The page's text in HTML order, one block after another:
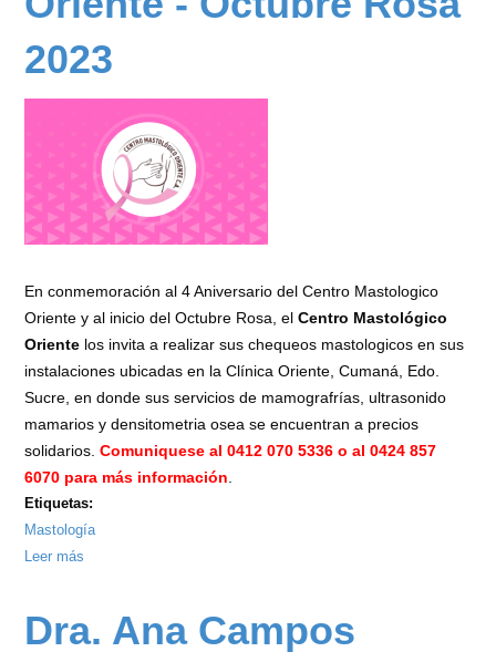
Mama
-
Abreu
Dra.
Alejandra
Carvajal
2023
En conmemoración al 4 Aniversario del Centro Mastologico
Oriente y al inicio del Octubre Rosa, elCentro Mastológico
Oriente los invita a realizar sus chequeos mastologicos en sus
instalaciones ubicadas en la Clínica Oriente, Cumaná, Edo.
Sucre, en donde sus servicios de mamografrías, ultrasonido
mamarios y densitometria osea se encuentran a precios
solidarios.Comuniquese al 0412 070 5336 o al 0424 857
6070 para más información.
Etiquetas:
Mastología
Leer más
del
Dra. Ana Campos